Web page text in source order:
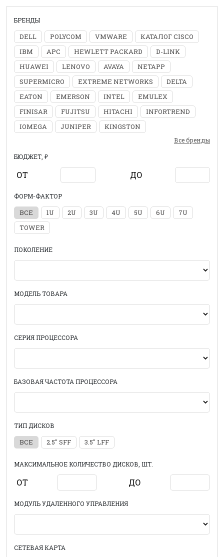
БРЕНДЫ
DELL POLYCOM VMWARE
КАТАЛОГ CISCO
IBM
APC HEWLETT PACKARD
D-LINK
HUAWEI
LENOVO AVAYA
NETAPP
SUPERMICRO
EXTREME NETWORKS
DELTA
EATON
EMERSON INTEL
EMULEX
FINISAR
FUJITSU HITACHI
INFORTREND
IOMEGA
JUNIPER KINGSTON
Все бренды
БЮДЖЕТ, ₽
ОТ ДО
ФОРМ-ФАКТОР
ВСЕ 1U 2U 3U 4U 5U 6U
7U
TOWER
ПОКОЛЕНИЕ
МОДЕЛЬ ТОВАРА
СЕРИЯ ПРОЦЕССОРА
БАЗОВАЯ ЧАСТОТА ПРОЦЕССОРА
ТИП ДИСКОВ
ВСЕ 2.5" SFF 3.5" LFF
МАКСИМАЛЬНОЕ КОЛИЧЕСТВО ДИСКОВ, ШТ.
ОТ ДО
МОДУЛЬ УДАЛЕННОГО УПРАВЛЕНИЯ
СЕТЕВАЯ КАРТА